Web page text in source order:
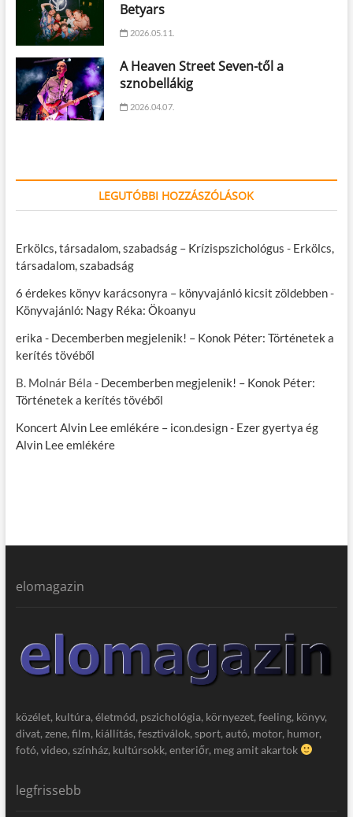
Betyars
2026.05.11.
A Heaven Street Seven-től a
sznobellákig
2026.04.07.
LEGUTÓBBI HOZZÁSZÓLÁSOK
Erkölcs, társadalom, szabadság – Krízispszichológus - Erkölcs,
társadalom, szabadság
6 érdekes könyv karácsonyra – könyvajánló kicsit zöldebben-
Könyvajánló: Nagy Réka: Ökoanyu
erika - Decemberben megjelenik! – Konok Péter: Történetek a
kerítés tövéből
B. Molnár Béla - Decemberben megjelenik! – Konok Péter:
Történetek a kerítés tövéből
Koncert Alvin Lee emlékére – icon.design- Ezer gyertya ég
Alvin Lee emlékére
elomagazin
közélet, kultúra, életmód, pszichológia, környezet, feeling, könyv,
divat, zene, film, kiállítás, fesztiválok, sport, autó, motor, humor,
fotó, video, színház, kultúrsokk, enteriőr, meg amit akartok
legfrissebb